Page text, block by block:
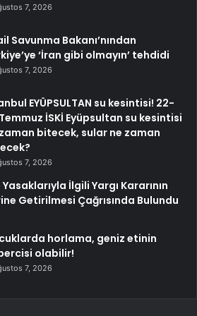
7, 2026
Savunma Bakanı’nından
‘İran gibi olmayın’ tehdidi
7, 2026
EYÜPSULTAN su kesintisi! 22-
İSKİ Eyüpsultan su kesintisi
bitecek, sular ne zaman
7, 2026
İlgili Yargı Kararının
Getirilmesi Çağrısında Bulundu
horlama, geniz etinin
olabilir!
7, 2026